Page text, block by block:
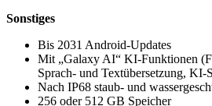
Sonstiges
Bis 2031 Android-Updates
Mit „Galaxy AI“ KI-Funktionen
Sprach- und Textübersetzung, KI-
Nach IP68 staub- und
256 oder 512 GB Speicher